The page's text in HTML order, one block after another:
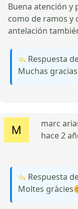
Buena atención y
como de ramos y
antelación
Respuesta
Muchas
marc
hace 2
Respuesta
Moltes